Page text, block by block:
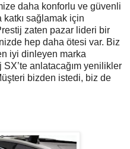
daha konforlu ve güvenli
katkı sağlamak için
zaten pazar lideri bir
hep daha ötesi var. Biz
iyi dinleyen marka
anlatacağım yenilikler
bizden istedi, biz de